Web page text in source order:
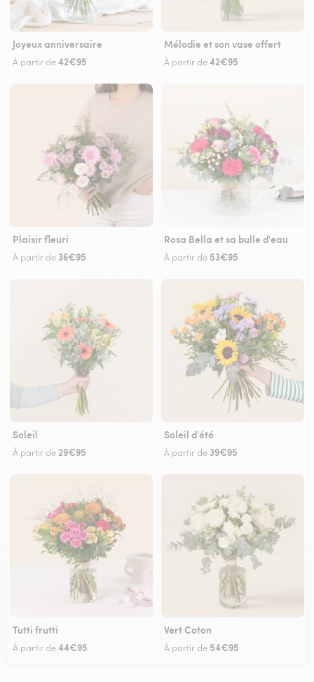
Joyeux anniversaire
À partir de42€95
Mélodie et son vase offert
À partir de42€95
Plaisir fleuri
À partir de 36€95
Rosa Bella et sa bulle d'eau
À partir de 53€95
Soleil
À partir de29€95
Soleil d'été
À partir de 39€95
Tutti frutti
À partir de44€95
Vert Coton
À partir de 54€95